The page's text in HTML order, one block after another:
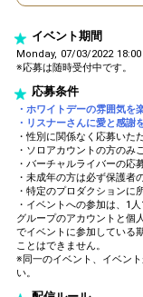
14
15 70000
16 80000
17 90000
18 100000
19 120000
イベント期間
Monday, 07/03/2022
※応募は随時受付中です。
応募条件
・ホワイトデーの雰囲気を
・リスナーさんに愛と感謝
・性別に関係なく応募いた
・ソロアカウントの方のみ
・バーチャルライバーの応
・未成年の方は必ず保護者
・特定のプロダクションに
・イベントへの参加は、1
グループのアカウントと個
でイベントに参加している
ことはできません。
※同一のイベント、イベン
い。